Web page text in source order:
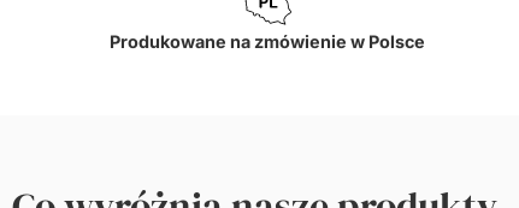
Produkowane na zmówienie w Polsce